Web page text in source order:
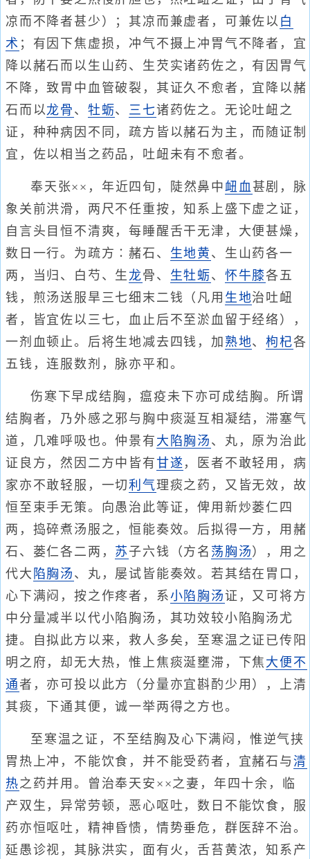
凉而不降者甚少）；其凉而兼虚者，可兼佐以 白
术 ；有因下焦虚损，冲气不摄上冲胃气不降者，宜
降以赭石而以生山药、生芡实诸药佐之，有因胃气
不降，致胃中血管破裂，其证久不愈者，宜降以赭
石而以龙骨 、 牡蛎、 三七诸药佐之。无论吐衄之
证，种种病因不同，疏方皆以赭石为主，而随证制
宜，佐以相当之药品，吐衄未有不愈者。
奉天张××，年近四旬，陡然鼻中衄血甚剧，脉
象关前洪滑，两尺不任重按，知系上盛下虚之证，
自言头目恒不清爽，每睡醒舌干无津，大便甚燥，
数日一行。为疏方∶赭石、 生地黄 、生山药各一
两，当归、白芍、生 龙骨、 生牡蛎、 怀牛膝各五
钱，煎汤送服旱三七细末二钱（凡用 生地治吐衄
者，皆宜佐以三七，血止后不至淤血留于经络），
一剂血顿止。后将生地减去四钱，加 熟地、枸杞各
五钱，连服数剂，脉亦平和。
伤寒下早成结胸，瘟疫未下亦可成结胸。所谓
结胸者，乃外感之邪与胸中痰涎互相凝结，滞塞气
道，几难呼吸也。仲景有 大陷胸汤 、丸，原为治此
证良方，然因二方中皆有甘遂 ，医者不敢轻用，病
家亦不敢轻服，一切利气理痰之药，又皆无效，故
恒至束手无策。向愚治此等证，俾用新炒蒌仁四
两，捣碎煮汤服之，恒能奏效。后拟得一方，用赭
石、蒌仁各二两， 苏 子六钱（方名 荡胸汤 ），用之
代大 陷胸汤 、丸，屡试皆能奏效。若其结在胃口，
心下满闷，按之作疼者，系小陷胸汤 证，又可将方
中分量减半以代小陷胸汤，其功效较小陷胸汤尤
捷。自拟此方以来，救人多矣，至寒温之证已传阳
明之府，却无大热，惟上焦痰涎壅滞，下焦 大便不
通者，亦可投以此方（分量亦宜斟酌少用），上清
其痰，下通其便，诚一举两得之方也。
至寒温之证，不至结胸及心下满闷，惟逆气挟
胃热上冲，不能饮食，并不能受药者，宜赭石与 清
热之药并用。曾治奉天安××之妻，年四十余，临
产双生，异常劳顿，恶心呕吐，数日不能饮食，服
药亦恒呕吐，精神昏愦，情势垂危，群医辞不治。
延愚诊视，其脉洪实，面有火，舌苔黄浓，知系产